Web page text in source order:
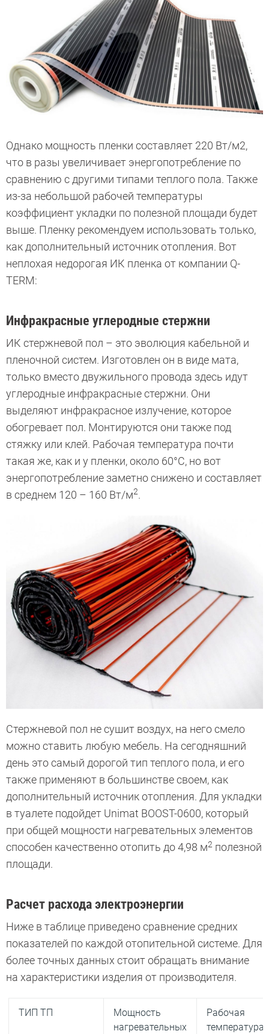
Однако мощность пленки составляет 220 Вт/м2,
что в разы увеличивает энергопотребление по
сравнению с другими типами теплого пола. Также
из-за небольшой рабочей температуры
коэффициент укладки по полезной площади будет
выше. Пленку рекомендуем использовать только,
как дополнительный источник отопления. Вот
неплохая недорогая ИК пленка от компании Q-
TERM:
Инфракрасные углеродные стержни
ИК стержневой пол – это эволюция кабельной и
пленочной систем. Изготовлен он в виде мата,
только вместо двужильного провода здесь идут
углеродные инфракрасные стержни. Они
выделяют инфракрасное излучение, которое
обогревает пол. Монтируются они также под
стяжку или клей. Рабочая температура почти
такая же, как и у пленки, около 60°С, но вот
энергопотребление заметно снижено и составляет
в среднем 120 – 160 Вт/м2.
Стержневой пол не сушит воздух, на него смело
можно ставить любую мебель. На сегодняшний
день это самый дорогой тип теплого пола, и его
также применяют в большинстве своем, как
дополнительный источник отопления. Для укладки
в туалете подойдет Unimat BOOST-0600, который
при общей мощности нагревательных элементов
способен качественно отопить до 4,98 м2 полезной
площади.
Расчет расхода электроэнергии
Ниже в таблице приведено сравнение средних
показателей по каждой отопительной системе. Для
более точных данных стоит обращать внимание
на характеристики изделия от производителя.
ТИП ТП
Мощность
нагревательных
Рабочая
температура,